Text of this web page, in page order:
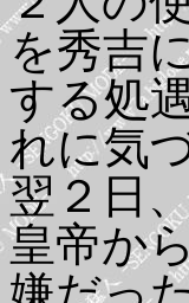
を秀吉
する処
れに気
翌２日
皇帝か
嫌だっ